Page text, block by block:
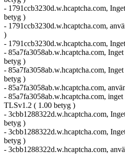
- 1791ccb3230d.w.hcaptcha.com,
betyg )
- 1791ccb3230d.w.hcaptcha.com,
)
- 1791ccb3230d.w.hcaptcha.com,
- 85a7fa3058ab.w.hcaptcha.com,
betyg )
- 85a7fa3058ab.w.hcaptcha.com,
betyg )
- 85a7fa3058ab.w.hcaptcha.com,
- 85a7fa3058ab.w.hcaptcha.com,
TLSv1.2 ( 1.00 betyg )
- 3cbb1288322d.w.hcaptcha.com,
betyg )
- 3cbb1288322d.w.hcaptcha.com,
betyg )
- 3cbb1288322d.w.hcaptcha.com,